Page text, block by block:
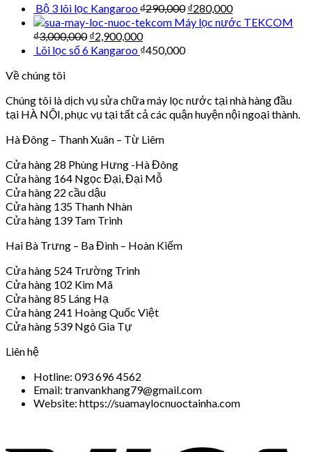
Bộ 3 lõi lọc Kangaroo₫290,000 ₫280,000
Máy lọc nước TEKCOM
₫3,000,000 ₫2,900,000
Lõi lọc số 6 Kangaroo ₫450,000
Về chúng tôi
Chúng tôi là dịch vụ sửa chữa máy lọc nước tại nhà hàng đầu
tại HÀ NỘI, phục vụ tại tất cả các quận huyện nội ngoại thành.
Hà Đông – Thanh Xuân – Từ Liêm
Cửa hàng 28 Phùng Hưng -Hà Đông
Cửa hàng 164 Ngọc Đại, Đại Mỗ
Cửa hàng 22 cầu dậu
Cửa hàng 135 Thanh Nhàn
Cửa hàng 139 Tam Trinh
Hai Bà Trưng – Ba Đình – Hoàn Kiếm
Cửa hàng 524 Trường Trinh
Cửa hàng 102 Kim Mã
Cửa hàng 85 Láng Hạ
Cửa hàng 241 Hoàng Quốc Việt
Cửa hàng 539 Ngô Gia Tự
Liên hệ
Hotline: 093 696 4562
Email: tranvankhang79@gmail.com
Website: https://suamaylocnuoctainha.com